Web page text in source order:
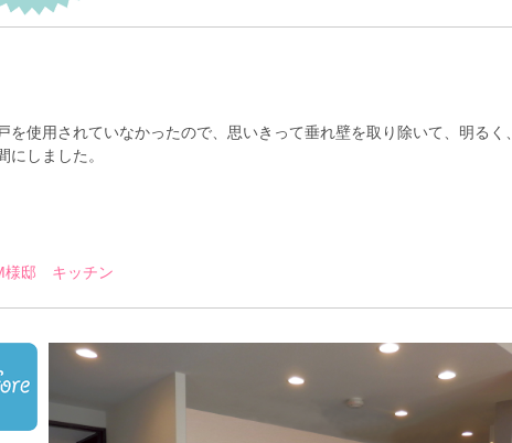
を使用されていなかったので、思いきって垂れ壁を取り除いて、明るく
にしました。
様邸 キッチン